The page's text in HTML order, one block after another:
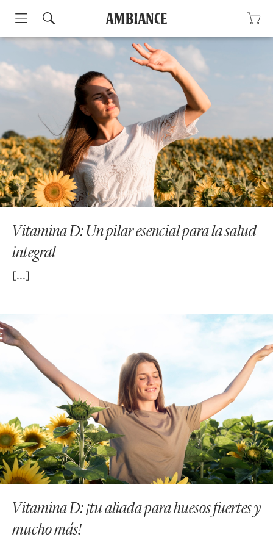
Skip
content
Vitamina D: Un pilar esencial para la salud
integral
Vitamina D: ¡tu aliada para huesos fuertes y
mucho más!